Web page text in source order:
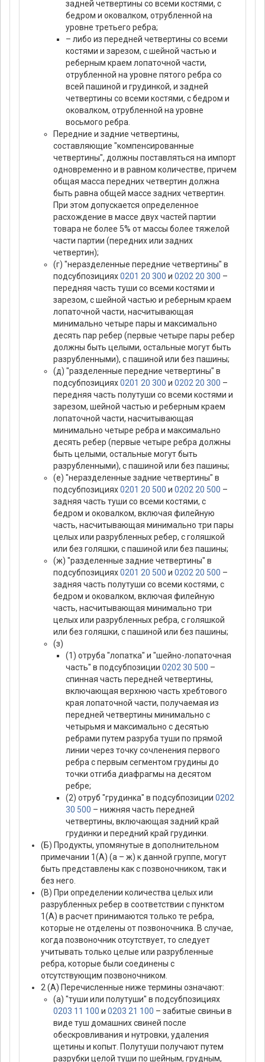
задней четвертины со всеми костями, с
бедром и оковалком, отрубленной на
уровне третьего ребра;
– либо из передней четвертины со всеми
костями и зарезом, с шейной частью и
реберным краем лопаточной части,
отрубленной на уровне пятого ребра со
всей пашиной и грудинкой, и задней
четвертины со всеми костями, с бедром и
оковалком, отрубленной на уровне
восьмого ребра.
Передние и задние четвертины,
составляющие "компенсированные
четвертины", должны поставляться на импорт
одновременно и в равном количестве, причем
общая масса передних четвертин должна
быть равна общей массе задних четвертин.
При этом допускается определенное
расхождение в массе двух частей партии
товара не более 5% от массы более тяжелой
части партии (передних или задних
четвертин);
(г) "неразделенные передние четвертины" в
подсубпозициях0201 20 300 и 0202 20 300 –
передняя часть туши со всеми костями и
зарезом, с шейной частью и реберным краем
лопаточной части, насчитывающая
минимально четыре пары и максимально
десять пар ребер (первые четыре пары ребер
должны быть целыми, остальные могут быть
разрубленными), с пашиной или без пашины;
(д) "разделенные передние четвертины" в
подсубпозициях0201 20 300 и 0202 20 300 –
передняя часть полутуши со всеми костями и
зарезом, шейной частью и реберным краем
лопаточной части, насчитывающая
минимально четыре ребра и максимально
десять ребер (первые четыре ребра должны
быть целыми, остальные могут быть
разрубленными), с пашиной или без пашины;
(е) "неразделенные задние четвертины" в
подсубпозициях0201 20 500 и 0202 20 500 –
задняя часть туши со всеми костями, с
бедром и оковалком, включая филейную
часть, насчитывающая минимально три пары
целых или разрубленных ребер, с голяшкой
или без голяшки, с пашиной или без пашины;
(ж) "разделенные задние четвертины" в
подсубпозициях0201 20 500 и 0202 20 500 –
задняя часть полутуши со всеми костями, с
бедром и оковалком, включая филейную
часть, насчитывающая минимально три
целых или разрубленных ребра, с голяшкой
или без голяшки, с пашиной или без пашины;
(з)
(1) отруба "лопатка" и "шейно-лопаточная
часть" в подсубпозиции 0202 30 500 –
спинная часть передней четвертины,
включающая верхнюю часть хребтового
края лопаточной части, получаемая из
передней четвертины минимально с
четырьмя и максимально с десятью
ребрами путем разруба туши по прямой
линии через точку сочленения первого
ребра с первым сегментом грудины до
точки отгиба диафрагмы на десятом
ребре;
(2) отруб "грудинка" в подсубпозиции 0202
30 500 – нижняя часть передней
четвертины, включающая задний край
грудинки и передний край грудинки.
(Б) Продукты, упомянутые в дополнительном
примечании 1(А) (а – ж) к данной группе, могут
быть представлены как с позвоночником, так и
без него.
(В) При определении количества целых или
разрубленных ребер в соответствии с пунктом
1(А) в расчет принимаются только те ребра,
которые не отделены от позвоночника. В случае,
когда позвоночник отсутствует, то следует
учитывать только целые или разрубленные
ребра, которые были соединены с
отсутствующим позвоночником.
2 (А) Перечисленные ниже термины означают:
(а) "туши или полутуши" в подсубпозициях
0203 11 100 и 0203 21 100 – забитые свиньи в
виде туш домашних свиней после
обескровливания и нутровки, удаления
щетины и копыт. Полутуши получают путем
разрубки целой туши по шейным, грудным,